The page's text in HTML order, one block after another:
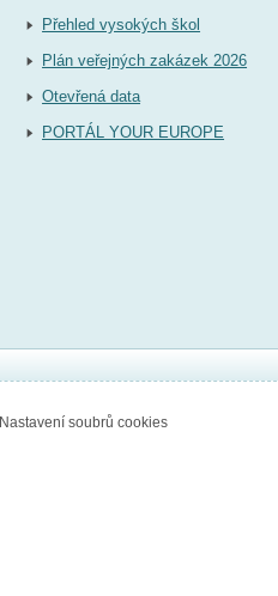
Přehled vysokých škol
Plán veřejných zakázek 2026
Otevřená data
PORTÁL YOUR EUROPE
Nastavení soubrů cookies